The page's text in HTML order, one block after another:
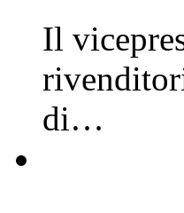
Il
di…